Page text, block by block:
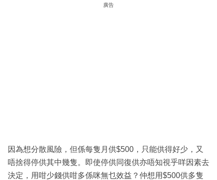
廣告
因為想分散風險，但係每隻月供$500，只能供得好少，又
唔捨得停供其中幾隻。即使停供同復供亦唔知視乎咩因素去
決定，用咁少錢供咁多係咪無乜效益？仲想用$500供多隻